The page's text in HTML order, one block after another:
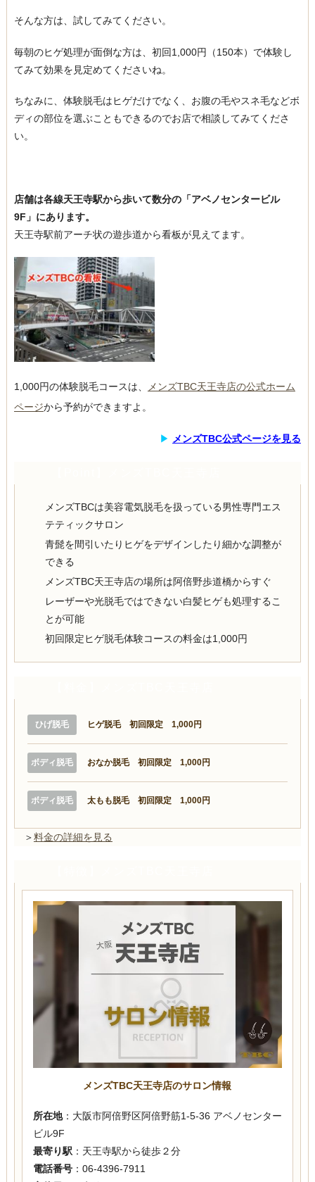
そんな方は、試してみてください。
毎朝のヒゲ処理が面倒な方は、 初回1,000円（150本） で体験し
てみて効果を見定めてくださいね。
ちなみに、体験脱毛はヒゲだけでなく、お腹の毛やスネ毛などボ
ディの部位を選ぶこともできるのでお店で相談してみてくださ
い。
店舗は各線天王寺駅から歩いて数分の「アベノセンタービル
9F 」にあります。
天王寺駅前アーチ状の遊歩道から看板が見えてます。
1,000円の体験脱毛コースは、
メンズTBC天王寺店の公式ホーム
ページから予約ができますよ。
▶︎ メンズTBC公式ページを見る
メンズTBCは美容電気脱毛を扱っている男性専門エス
テティックサロン
青髭を間引いたりヒゲをデザインしたり細かな調整が
できる
メンズTBC天王寺店の場所は阿倍野歩道橋からすぐ
レーザーや光脱毛ではできない白髪ヒゲも処理するこ
とが可能
初回限定ヒゲ脱毛体験コースの料金は1,000円
ひげ脱毛 ヒゲ脱毛 初回限定 1,000円
ボディ脱毛 おなか脱毛 初回限定 1,000円
ボディ脱毛 太もも脱毛 初回限定 1,000円
＞料金の詳細を見る
メンズTBC天王寺店のサロン情報
所在地：大阪市阿倍野区阿倍野筋1-5-36 アベノセンター
ビル9F
最寄り駅 ：天王寺駅から徒歩２分
電話番号：06-4396-7911